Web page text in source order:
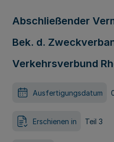
Abschließender
Bek. d.
Verkehrsverbund
Ausfertigungsdatum
Erschienen in Teil 3